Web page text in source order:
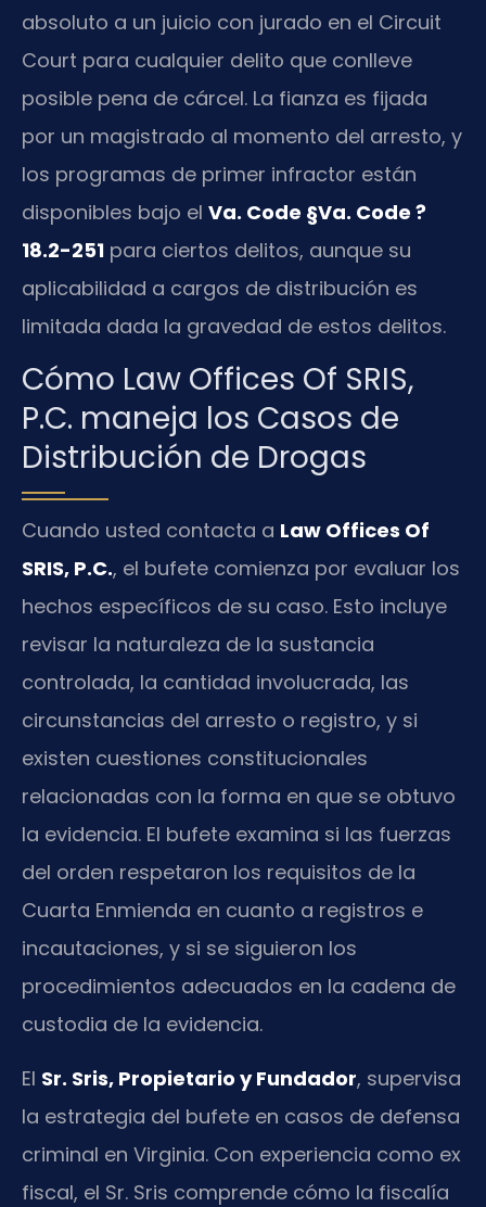
absoluto a un juicio con jurado en el Circuit
Court para cualquier delito que conlleve
posible pena de cárcel. La fianza es fijada
por un magistrado al momento del arresto, y
los programas de primer infractor están
disponibles bajo el Va. Code §Va. Code ?
18.2-251 para ciertos delitos, aunque su
aplicabilidad a cargos de distribución es
limitada dada la gravedad de estos delitos.
Cómo Law Offices Of SRIS,
P.C. maneja los Casos de
Distribución de Drogas
Cuando usted contacta a Law Offices Of
SRIS, P.C., el bufete comienza por evaluar los
hechos específicos de su caso. Esto incluye
revisar la naturaleza de la sustancia
controlada, la cantidad involucrada, las
circunstancias del arresto o registro, y si
existen cuestiones constitucionales
relacionadas con la forma en que se obtuvo
la evidencia. El bufete examina si las fuerzas
del orden respetaron los requisitos de la
Cuarta Enmienda en cuanto a registros e
incautaciones, y si se siguieron los
procedimientos adecuados en la cadena de
custodia de la evidencia.
El Sr. Sris, Propietario y Fundador, supervisa
la estrategia del bufete en casos de defensa
criminal en Virginia. Con experiencia como ex
fiscal, el Sr. Sris comprende cómo la fiscalía